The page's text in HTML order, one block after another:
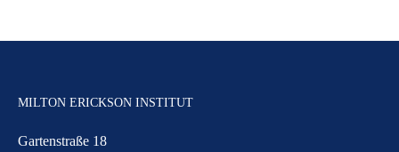
MILTON ERICKSON INSTITUT
Gartenstraße 18